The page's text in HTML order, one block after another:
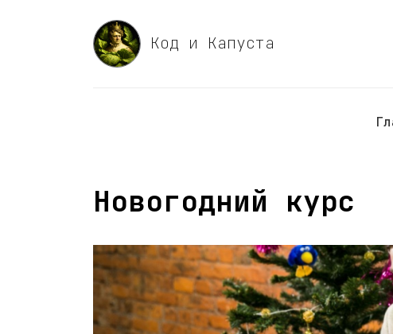
Код и Капуста
Новогодний курс